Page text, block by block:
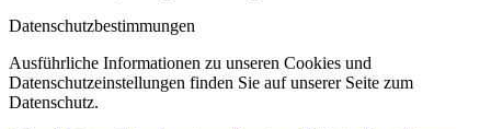
Datenschutzbestimmungen
Ausführliche Informationen zu unseren Cookies und
Datenschutzeinstellungen finden Sie auf unserer Seite zum
Datenschutz.